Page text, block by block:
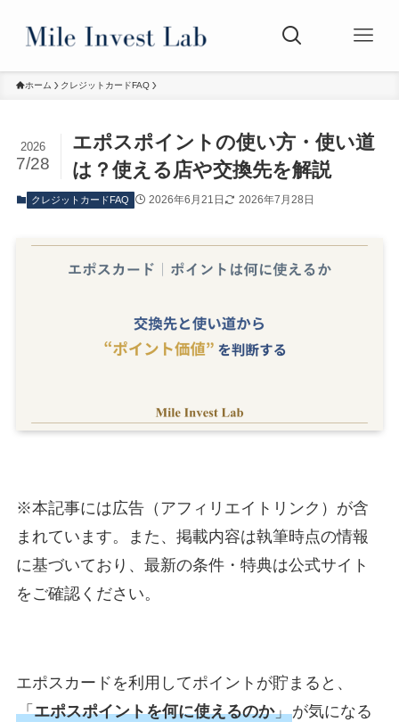
ホーム クレジットカードFAQ
エポスポイントの使い方・使い道
は？使える店や交換先を解説
2026
7/28
クレジットカードFAQ 2026年6月21日 2026年7月28日
※本記事には広告（アフィリエイトリンク）が含
まれています。また、掲載内容は執筆時点の情報
に基づいており、最新の条件・特典は公式サイト
をご確認ください。
エポスカードを利用してポイントが貯まると、
「エポスポイントを何に使えるのか」が気になる